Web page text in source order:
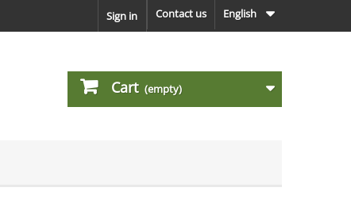
English
Contact us
Sign in
Cart (empty)